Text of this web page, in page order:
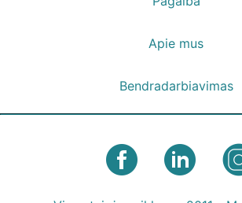
Apie mus
Bendradarbiavimas